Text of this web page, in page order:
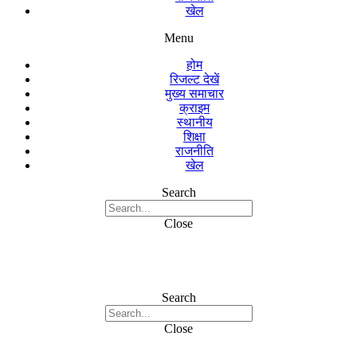
खेल
Menu
होम
रिजल्ट देखें
मुख्य समाचार
क्राइम
स्थानीय
शिक्षा
राजनीति
खेल
Search
Close
Search
Close